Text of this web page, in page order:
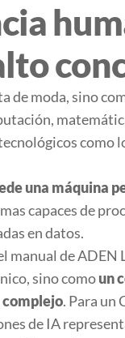
de moda, sino
como
una máquina
capaces de
en datos.
manual de ADEN
sino comoun
complejo. Para un
de IA